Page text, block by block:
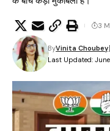
Last Updated:
ByVinita Choubey
3